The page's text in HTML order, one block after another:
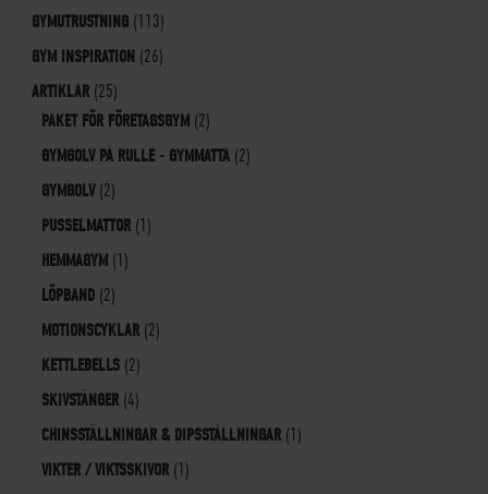
GYMUTRUSTNING (113)
GYM INSPIRATION (26)
ARTIKLAR (25)
PAKET FÖR FÖRETAGSGYM (2)
GYMGOLV PÅ RULLE - GYMMATTA (2)
GYMGOLV(2)
PUSSELMATTOR (1)
HEMMAGYM (1)
LÖPBAND (2)
MOTIONSCYKLAR (2)
KETTLEBELLS (2)
SKIVSTÄNGER (4)
CHINSSTÄLLNINGAR & DIPSSTÄLLNINGAR (1)
VIKTER / VIKTSSKIVOR (1)